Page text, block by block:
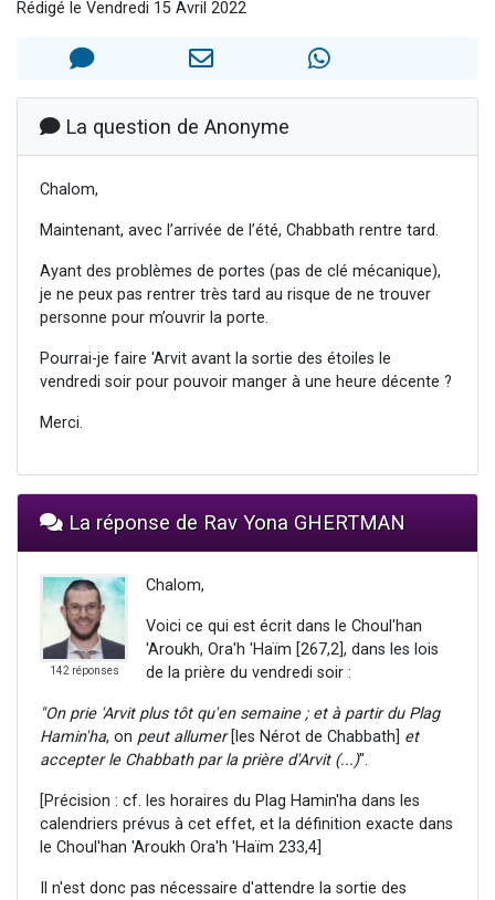
Il reste 49 places pour étudier en groupe sur Zoom
Eva vient de donner son Maasser
3 personnes viennent de faire un don pour Événements Torah-Box
Rédigé le Vendredi 15 Avril 2022
La question de Anonyme
Chalom,
Maintenant, avec l’arrivée de l’été, Chabbath rentre tard.
Ayant des problèmes de portes (pas de clé mécanique),
je ne peux pas rentrer très tard au risque de ne trouver
personne pour m’ouvrir la porte.
Pourrai-je faire 'Arvit avant la sortie des étoiles le
vendredi soir pour pouvoir manger à une heure décente ?
Merci.
La réponse de Rav Yona GHERTMAN
142 réponses
Chalom,
Voici ce qui est écrit dans le Choul'han
'Aroukh, Ora'h 'Haïm [267,2], dans les lois
de la prière du vendredi soir :
"On prie 'Arvit plus tôt qu'en semaine ; et à partir du Plag
Hamin'ha, on peut allumer[les Nérot de Chabbath] et
accepter le Chabbath par la prière d'Arvit (...)".
[Précision : cf. les horaires du Plag Hamin'ha dans les
calendriers prévus à cet effet, et la définition exacte dans
le Choul'han 'Aroukh Ora'h 'Haïm 233,4]
Il n'est donc pas nécessaire d'attendre la sortie des